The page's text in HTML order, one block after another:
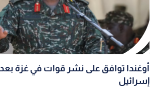
أوغندا توافق على نشر قوات في غزة
إسرائيل